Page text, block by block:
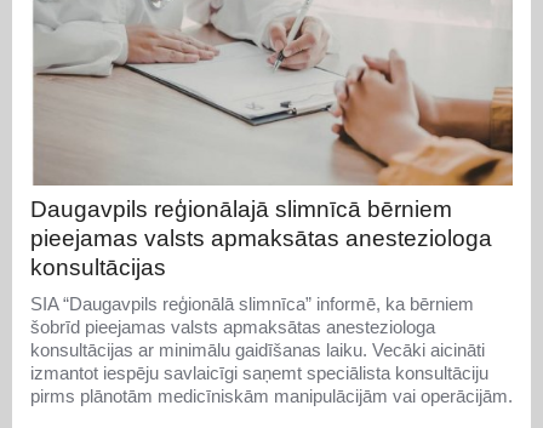
Daugavpils reģionālajā slimnīcā bērniem
pieejamas valsts apmaksātas anesteziologa
konsultācijas
SIA “Daugavpils reģionālā slimnīca” informē, ka bērniem
šobrīd pieejamas valsts apmaksātas anesteziologa
konsultācijas ar minimālu gaidīšanas laiku. Vecāki aicināti
izmantot iespēju savlaicīgi saņemt speciālista konsultāciju
pirms plānotām medicīniskām manipulācijām vai operācijām.